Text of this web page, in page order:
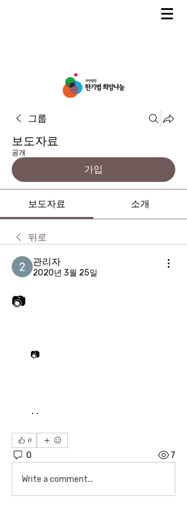
그룹
보도자료
공개
가입
보도자료 소개
뒤로
관리자
2020년 3월 25일
📷
📷최근 전국 각지에서 농구교실이 급격하게 늘어나고 있는 추세다. 하지만, 농구교실 지도자 양성은 이러한 추세에 맞춰가지 못한 실정이다. 이에 (사)한기범 희망나눔과 국민생활체육 전국농구연합회(이하 NABA)가 이 상황을 해결하고자 팔을 걷어붙였다.
지원자격요건은 농구지도에 관심있는 농구선수 혹은 농구선수출신자, 유소년 농구교실 강사, 체육전공자, 농구동호인, 초․중․고 교사 및 재연수를 받고 싶은 사람에 한해 지원이 가능하다. 접수기간은 이달 5일에서 25일까지이며, 신청방법은 (사)한기범 희망나눔 홈페이지(
0
0 7
Write a comment...